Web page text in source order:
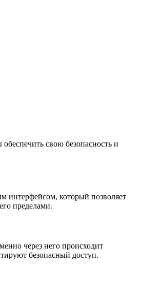
обеспечить свою безопасность и
интерфейсом, который позволяет
пределами.
через него происходит
безопасный доступ.